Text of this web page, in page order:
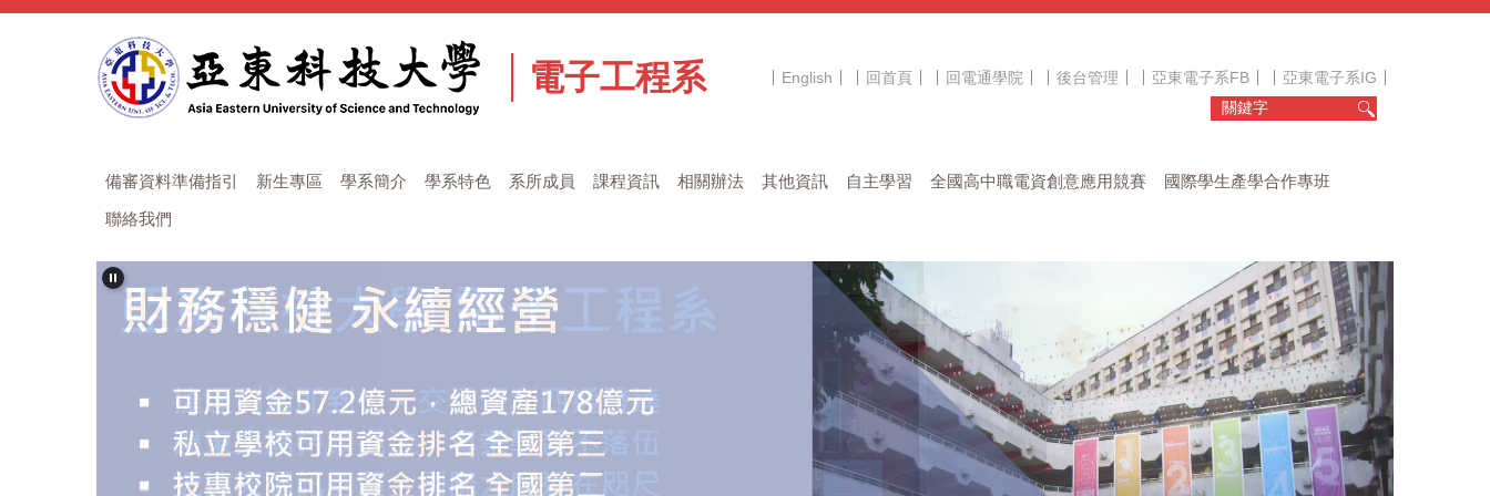
跳
電子工程系 English 回首頁 回電通學院 後台管理 亞東電子系FB 亞東電子系IG
備審資料準備指引 新生專區 學系簡介 學系特色 系所成員 課程資訊 相關辦法 其他資訊 自主學習 全國高中職電資創意應用競賽
國際學生產學合作專班
聯絡我們